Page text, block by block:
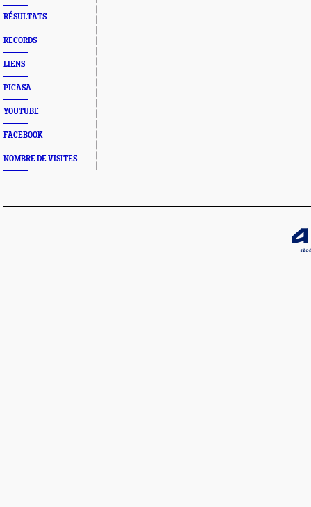
RÉSULTATS
RECORDS
LIENS
PICASA
YOUTUBE
FACEBOOK
NOMBRE DE VISITES